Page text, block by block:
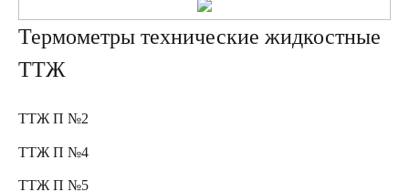
Термометры технические жидкостные
ТТЖ
ТТЖ П №2
ТТЖ П №4
ТТЖ П №5